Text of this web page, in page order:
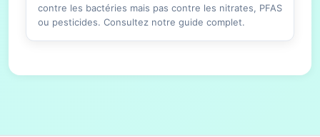
contre les bactéries mais pas contre les nitrates, PFAS
ou pesticides. Consultez notre guide complet.